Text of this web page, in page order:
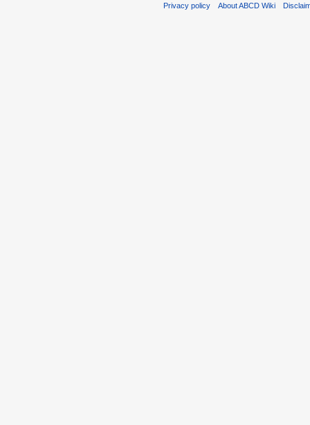
Privacy policy About ABCD Wiki